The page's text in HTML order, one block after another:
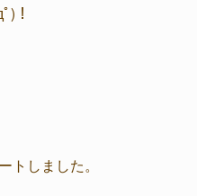
)！
トしました。